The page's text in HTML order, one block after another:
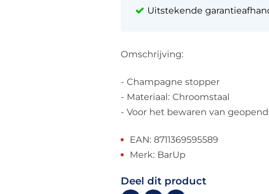
Uitstekende
Omschrijving:
- Champagne stopper
- Materiaal: Chroomstaal
- Voor het bewaren van
EAN: 8711369595589
Merk: BarUp
Deel dit product